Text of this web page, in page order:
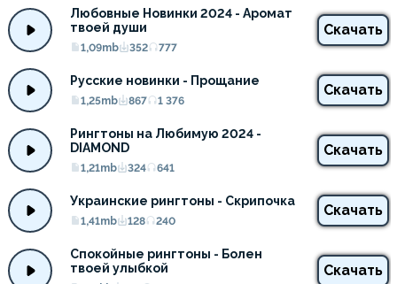
Любовные Новинки 2024 - Аромат
твоей души
1,09mb 352 777
Скачать
Русские новинки - Прощание
1,25mb 867 1 376
Скачать
Рингтоны на Любимую 2024 -
DIAMOND
1,21mb 324 641
Скачать
Украинские рингтоны - Скрипочка
1,41mb 128 240
Скачать
Спокойные рингтоны - Болен
твоей улыбкой
Скачать